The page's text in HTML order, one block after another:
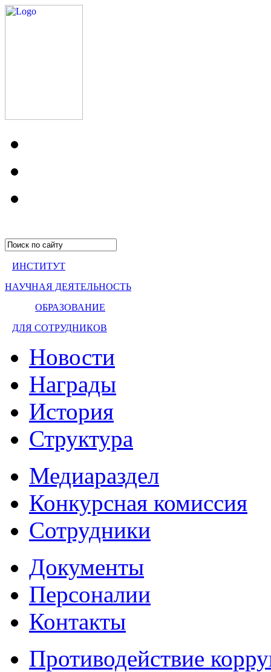
ИНСТИТУТ
НАУЧНАЯ ДЕЯТЕЛЬНОСТЬ
ОБРАЗОВАНИЕ
ДЛЯ СОТРУДНИКОВ
Новости
Награды
История
Структура
Медиараздел
Конкурсная комиссия
Сотрудники
Документы
Персоналии
Контакты
Противодействие